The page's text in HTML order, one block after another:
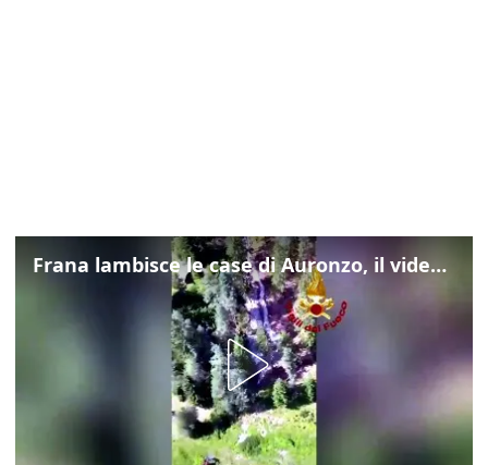
Frana lambisce le case di Auronzo, il video dall'elicottero dei vigili del fuoco